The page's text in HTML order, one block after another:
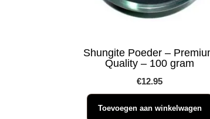
Shungite Poeder –
Quality – 100 gram
€12.95
Toevoegen aan winkelwagen